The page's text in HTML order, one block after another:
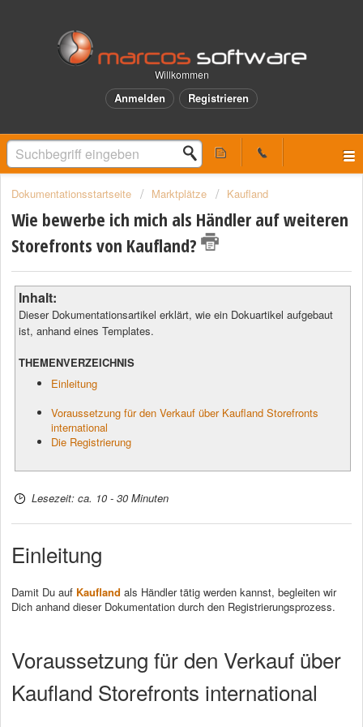
Willkommen
Anmelden Registrieren
Dokumentationsstartseite Marktplätze Kaufland
Wie bewerbe ich mich als Händler auf weiteren
Storefronts von Kaufland?
Inhalt:
Dieser Dokumentationsartikel erklärt, wie ein Dokuartikel aufgebaut
ist, anhand eines Templates.
THEMENVERZEICHNIS
Einleitung
Voraussetzung für den Verkauf über Kaufland Storefronts
international
Die Registrierung
Lesezeit: ca. 10 - 30 Minuten
Einleitung
Damit Du auf Kaufland als Händler tätig werden kannst, begleiten wir
Dich anhand dieser Dokumentation durch den Registrierungsprozess.
Voraussetzung für den Verkauf über
Kaufland Storefronts international